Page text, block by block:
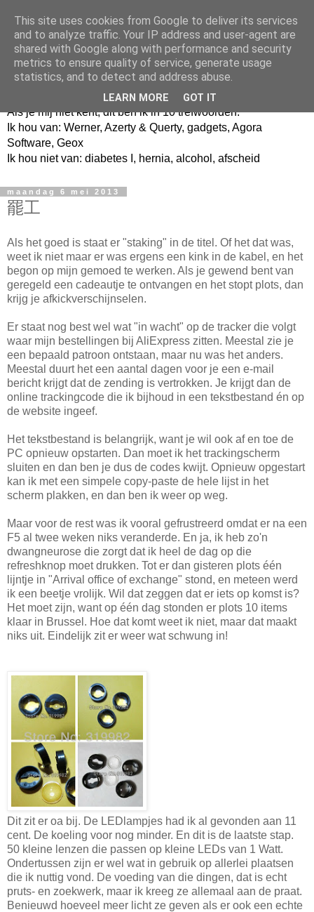
Jangeox' blog
Als je mij niet kent, dit ben ik in 10 trefwoorden.
Ik hou van: Werner, Azerty & Querty, gadgets, Agora
Software, Geox
Ik hou niet van: diabetes I, hernia, alcohol, afscheid
maandag 6 mei 2013
罷工
Als het goed is staat er "staking" in de titel. Of het dat was,
weet ik niet maar er was ergens een kink in de kabel, en het
begon op mijn gemoed te werken. Als je gewend bent van
geregeld een cadeautje te ontvangen en het stopt plots, dan
krijg je afkickverschijnselen.
Er staat nog best wel wat "in wacht" op de tracker die volgt
waar mijn bestellingen bij AliExpress zitten. Meestal zie je
een bepaald patroon ontstaan, maar nu was het anders.
Meestal duurt het een aantal dagen voor je een e-mail
bericht krijgt dat de zending is vertrokken. Je krijgt dan de
online trackingcode die ik bijhoud in een tekstbestand én op
de website ingeef.
Het tekstbestand is belangrijk, want je wil ook af en toe de
PC opnieuw opstarten. Dan moet ik het trackingscherm
sluiten en dan ben je dus de codes kwijt. Opnieuw opgestart
kan ik met een simpele copy-paste de hele lijst in het
scherm plakken, en dan ben ik weer op weg.
Maar voor de rest was ik vooral gefrustreerd omdat er na een
F5 al twee weken niks veranderde. En ja, ik heb zo'n
dwangneurose die zorgt dat ik heel de dag op die
refreshknop moet drukken. Tot er dan gisteren plots één
lijntje in "Arrival office of exchange" stond, en meteen werd
ik een beetje vrolijk. Wil dat zeggen dat er iets op komst is?
Het moet zijn, want op één dag stonden er plots 10 items
klaar in Brussel. Hoe dat komt weet ik niet, maar dat maakt
niks uit. Eindelijk zit er weer wat schwung in!
Dit zit er oa bij. De LEDlampjes had ik al gevonden aan 11
cent. De koeling voor nog minder. En dit is de laatste stap.
50 kleine lenzen die passen op kleine LEDs van 1 Watt.
Ondertussen zijn er wel wat in gebruik op allerlei plaatsen
die ik nuttig vond. De voeding van die dingen, dat is echt
pruts- en zoekwerk, maar ik kreeg ze allemaal aan de praat.
Benieuwd hoeveel meer licht ze geven als er ook een echte
This site uses cookies from Google to deliver its services
and to analyze traffic. Your IP address and user-agent are
shared with Google along with performance and security
metrics to ensure quality of service, generate usage
statistics, and to detect and address abuse.
LEARN MORE GOT IT